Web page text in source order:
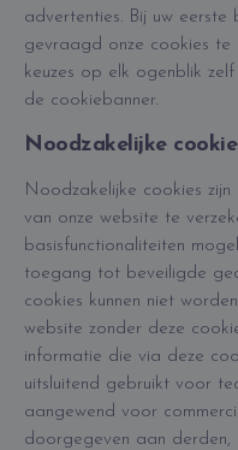
advertenties. Bij uw
gevraagd onze cookies te
keuzes op elk ogenblik
de cookiebanner.
Noodzakelijke
Noodzakelijke cookies
van onze website te
basisfunctionaliteiten
toegang tot beveiligde
cookies kunnen niet
website zonder deze
informatie die via deze
uitsluitend gebruikt voor
aangewend voor
doorgegeven aan derden,